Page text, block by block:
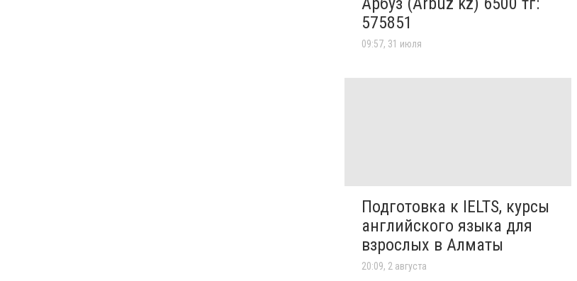
575851
09:57, 31 июля
Подготовка к IELTS, курсы
английского языка для
взрослых в Алматы
20:09, 2 августа